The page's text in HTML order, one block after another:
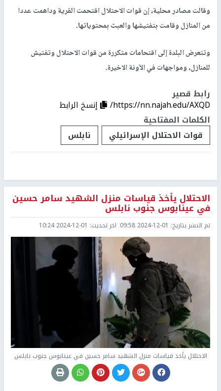
وقالت مصادر محلية، إن قوات الاحتلال اقتحمت القرية وداهمت عددا
من المنازل وقامت بتفتيشها والعبث بمحتوياتها.
وتتعرض البلدة إلى اقتحامات متكررة من قوات الاحتلال وتفتيش
للمنازل، ومواجهات في الآونة الاخيرة.
رابط قصير
https://nn.najah.edu/AXQD/
إنسخ الرابط
الكلمات المفتاحية
قوات الاحتلال الإسرائيلي
نابلس
الاحتلال يأخذ قياسات منزل الشهيد سامر حسين
في عينابوس جنوب نابلس
تم النشر بتاريخ: 2024-12-01 09:58 اخر تحديث: 2024-12-01 10:24
الاحتلال يأخذ قياسات منزل الشهيد سامر حسين في عينابوس جنوب نابلس